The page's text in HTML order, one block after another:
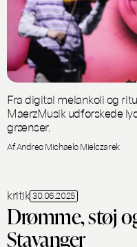
Fra digital melankoli og
MaerzMusik udforskede
grænser.
Af Andreo Michaelo Mielczarek
kritik 30.06.2025
Drømme, støj
Stavanger